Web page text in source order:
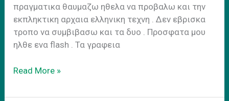
πραγματικα θαυμαζω ηθελα να προβαλω και την
εκπληκτικη αρχαια ελληνικη τεχνη . Δεν εβρισκα
τροπο να συμβιβασω και τα δυο . Προσφατα μου
ηλθε ενα flash . Τα γραφεια
Εργα
Κεντρο
Read More »